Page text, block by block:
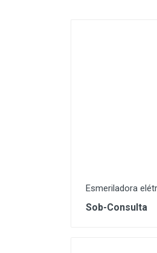
Esmeriladora
Sob-Consulta